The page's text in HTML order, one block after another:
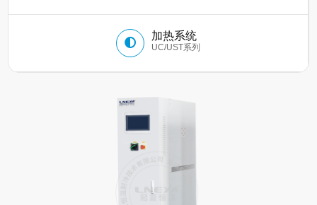
加热系统
UC/UST系列
LT定频系列制冷循环器
—压缩机复叠制冷，温度低至-150℃
冠亚恒温低温冷冻机温度范围从-150℃